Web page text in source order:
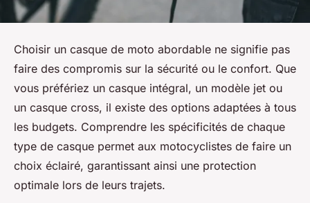
Choisir un casque de moto abordable ne signifie pas
faire des compromis sur la sécurité ou le confort. Que
vous préfériez un casque intégral, un modèle jet ou
un casque cross, il existe des options adaptées à tous
les budgets. Comprendre les spécificités de chaque
type de casque permet aux motocyclistes de faire un
choix éclairé, garantissant ainsi une protection
optimale lors de leurs trajets.